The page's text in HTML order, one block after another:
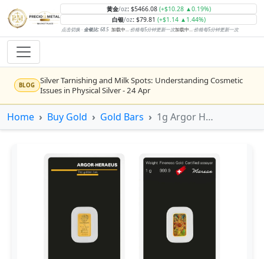
黄金/oz: $5466.08 (+$10.28 ▲0.19%)
白银/oz: $79.81 (+$1.14 ▲1.44%)
点击切换 · 金银比:68.5 加载中... 价格每5分钟更新一次加载中... 价格每5分钟更新一次
BLOG
Silver Tarnishing and Milk Spots: Understanding Cosmetic
Issues in Physical Silver - 24 Apr
NEWS
Rising inflation may push real rates lower, setting the stage
for gold's next rally - WisdomTree’s Shah (Kitco 9 Jun 2026)
Apr
Central banks are buying more gold than expected, and
Bars or Coins? Minted or Cast Bars? Brands?? - 23 Apr
Silver’s ‘great rotation’: Tech selloff to fuel rush into
Home Buy Gold Gold Bars 1g Argor Heraeus Gold Kinebar